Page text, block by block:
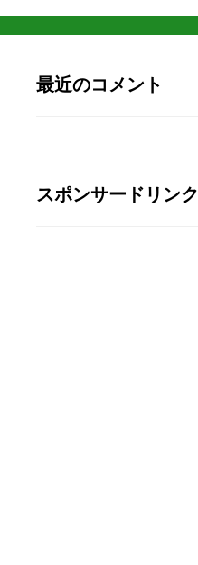
最近のコメント
スポンサードリンク